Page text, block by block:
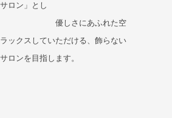
ロン」とし
さにあふれた空
ックスしていただける、飾らない
ロンを目指します。